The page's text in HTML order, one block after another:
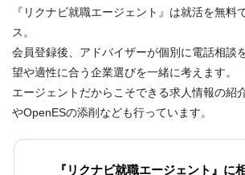
『リクナビ就職エージェント』は就活を無料
ス。
会員登録後、アドバイザーが個別に電話相談
望や適性に合う企業選びを一緒に考えます。
エージェントだからこそできる求人情報の紹
やOpenESの添削なども行っています。
『リクナビ就職エージェント』に